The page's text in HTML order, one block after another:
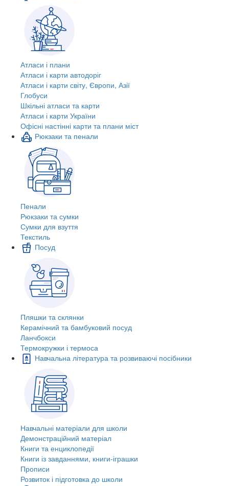
Атласи і плани
Атласи і карти автодоріг
Атласи і карти світу, Європи, Азії
Глобуси
Шкільні атласи та карти
Атласи і карти України
Офісні настінні карти та плани міст
Рюкзаки та пенали
Пенали
Рюкзаки та сумки
Сумки для взуття
Текстиль
Посуд
Пляшки та склянки
Керамічний та бамбуковий посуд
Ланчбокси
Термокружки і термоса
Навчальна література та розвиваючі посібники
Навчальні матеріали для школи
Демонстраційний матеріал
Книги та енциклопедії
Книги із завданнями, книги-іграшки
Прописи
Розвиток і підготовка до школи